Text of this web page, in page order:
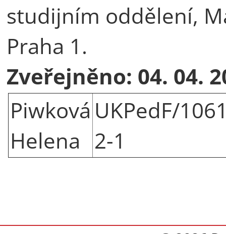
studijním oddělení,
Praha 1.
Zveřejněno: 04. 04.
Piwková
Helena
UKPedF/
2-1